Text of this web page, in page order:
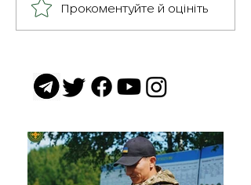
Герої серед нас: медик
Хітмен
Прокоментуйте й оцініть